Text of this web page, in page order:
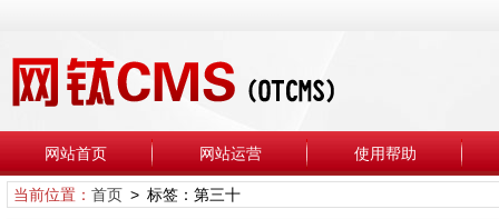
网站首页 网站运营 使用帮助
当前位置： 首页> 标签：第三十